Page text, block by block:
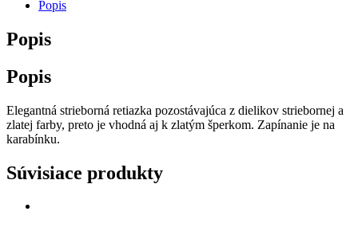
Popis
Popis
Popis
Elegantná strieborná retiazka pozostávajúca z dielikov striebornej a
zlatej farby, preto je vhodná aj k zlatým šperkom. Zapínanie je na
karabínku.
Súvisiace produkty